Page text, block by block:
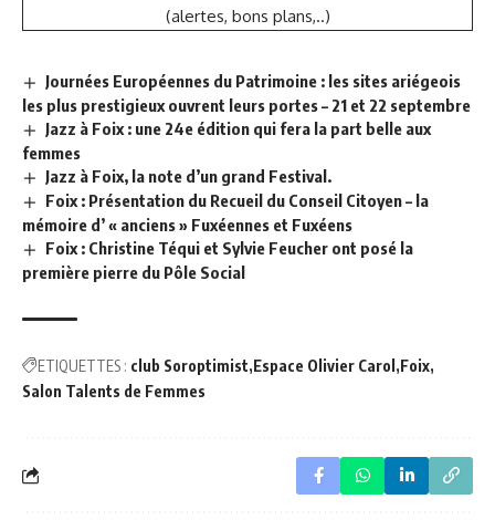
(alertes, bons plans,..)
Journées Européennes du Patrimoine : les sites ariégeois
les plus prestigieux ouvrent leurs portes – 21 et 22 septembre
Jazz à Foix : une 24e édition qui fera la part belle aux
femmes
Jazz à Foix, la note d’un grand Festival.
Foix : Présentation du Recueil du Conseil Citoyen – la
mémoire d’ « anciens » Fuxéennes et Fuxéens
Foix : Christine Téqui et Sylvie Feucher ont posé la
première pierre du Pôle Social
ETIQUETTES : club Soroptimist Espace Olivier Carol Foix
Salon Talents de Femmes